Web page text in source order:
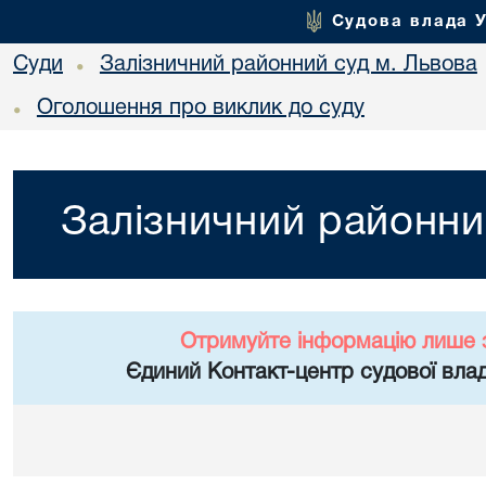
Судова влада
Суди • Залізничний районний суд м. Львова
• Оголошення про виклик до суду
Залізничний
Отримуйте інформацію лише
Єдиний Контакт-центр судової